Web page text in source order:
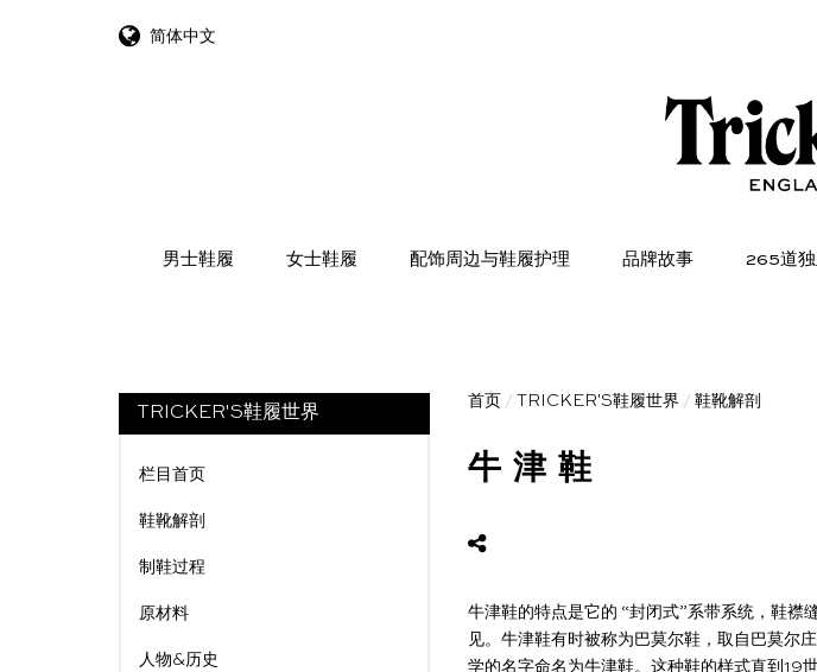
简体中文
男士鞋履 女士鞋履 配饰周边与鞋履护理 品牌故事 265道
TRICKER'S鞋履世界
栏目首页
鞋靴解剖
制鞋过程
原材料
人物&历史
首页 / TRICKER'S鞋履世界 / 鞋靴解剖
牛津鞋
牛津鞋的特点是它的 “封闭式”系带系统，鞋襟
见。牛津鞋有时被称为巴莫尔鞋，取自巴莫尔
学的名字命名为牛津鞋。这种鞋的样式直到19